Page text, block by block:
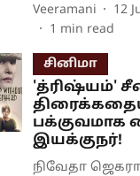
Veeramani
12
1 min read
சினிமா
'த்ரிஷ்யம்'
பக்குவமாக
இயக்குநர்!
நிவேதா